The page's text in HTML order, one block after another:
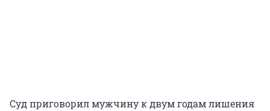
Суд приговорил мужчину к двум годам лишения